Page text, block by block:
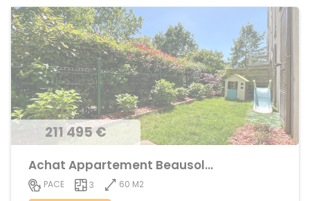
211 495 €
Achat Appartement Beausoleil
PACE 3
60 M2